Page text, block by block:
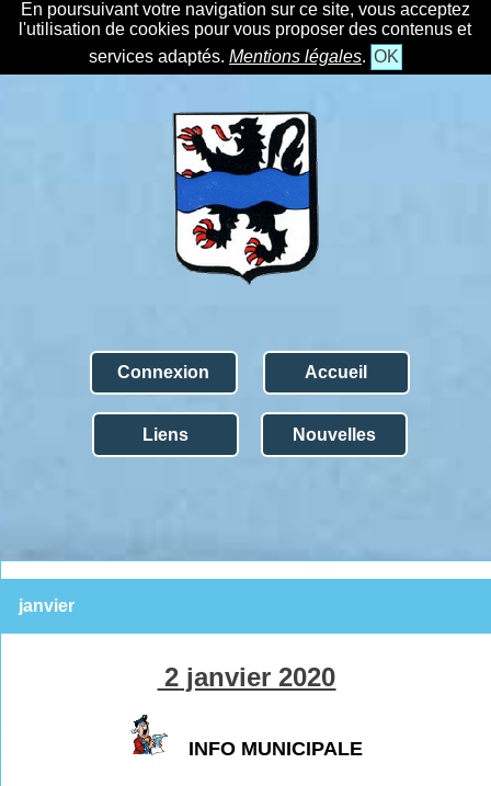
En poursuivant votre navigation sur ce site, vous acceptez
l'utilisation de cookies pour vous proposer des contenus et
services adaptés. Mentions légales. OK
Connexion Accueil
Liens Nouvelles
janvier
2 janvier 2020
INFO MUNICIPALE